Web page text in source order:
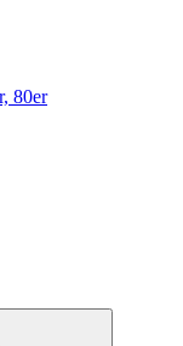
80er